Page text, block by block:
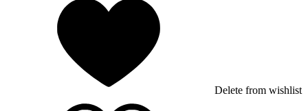
Delete from wishlist